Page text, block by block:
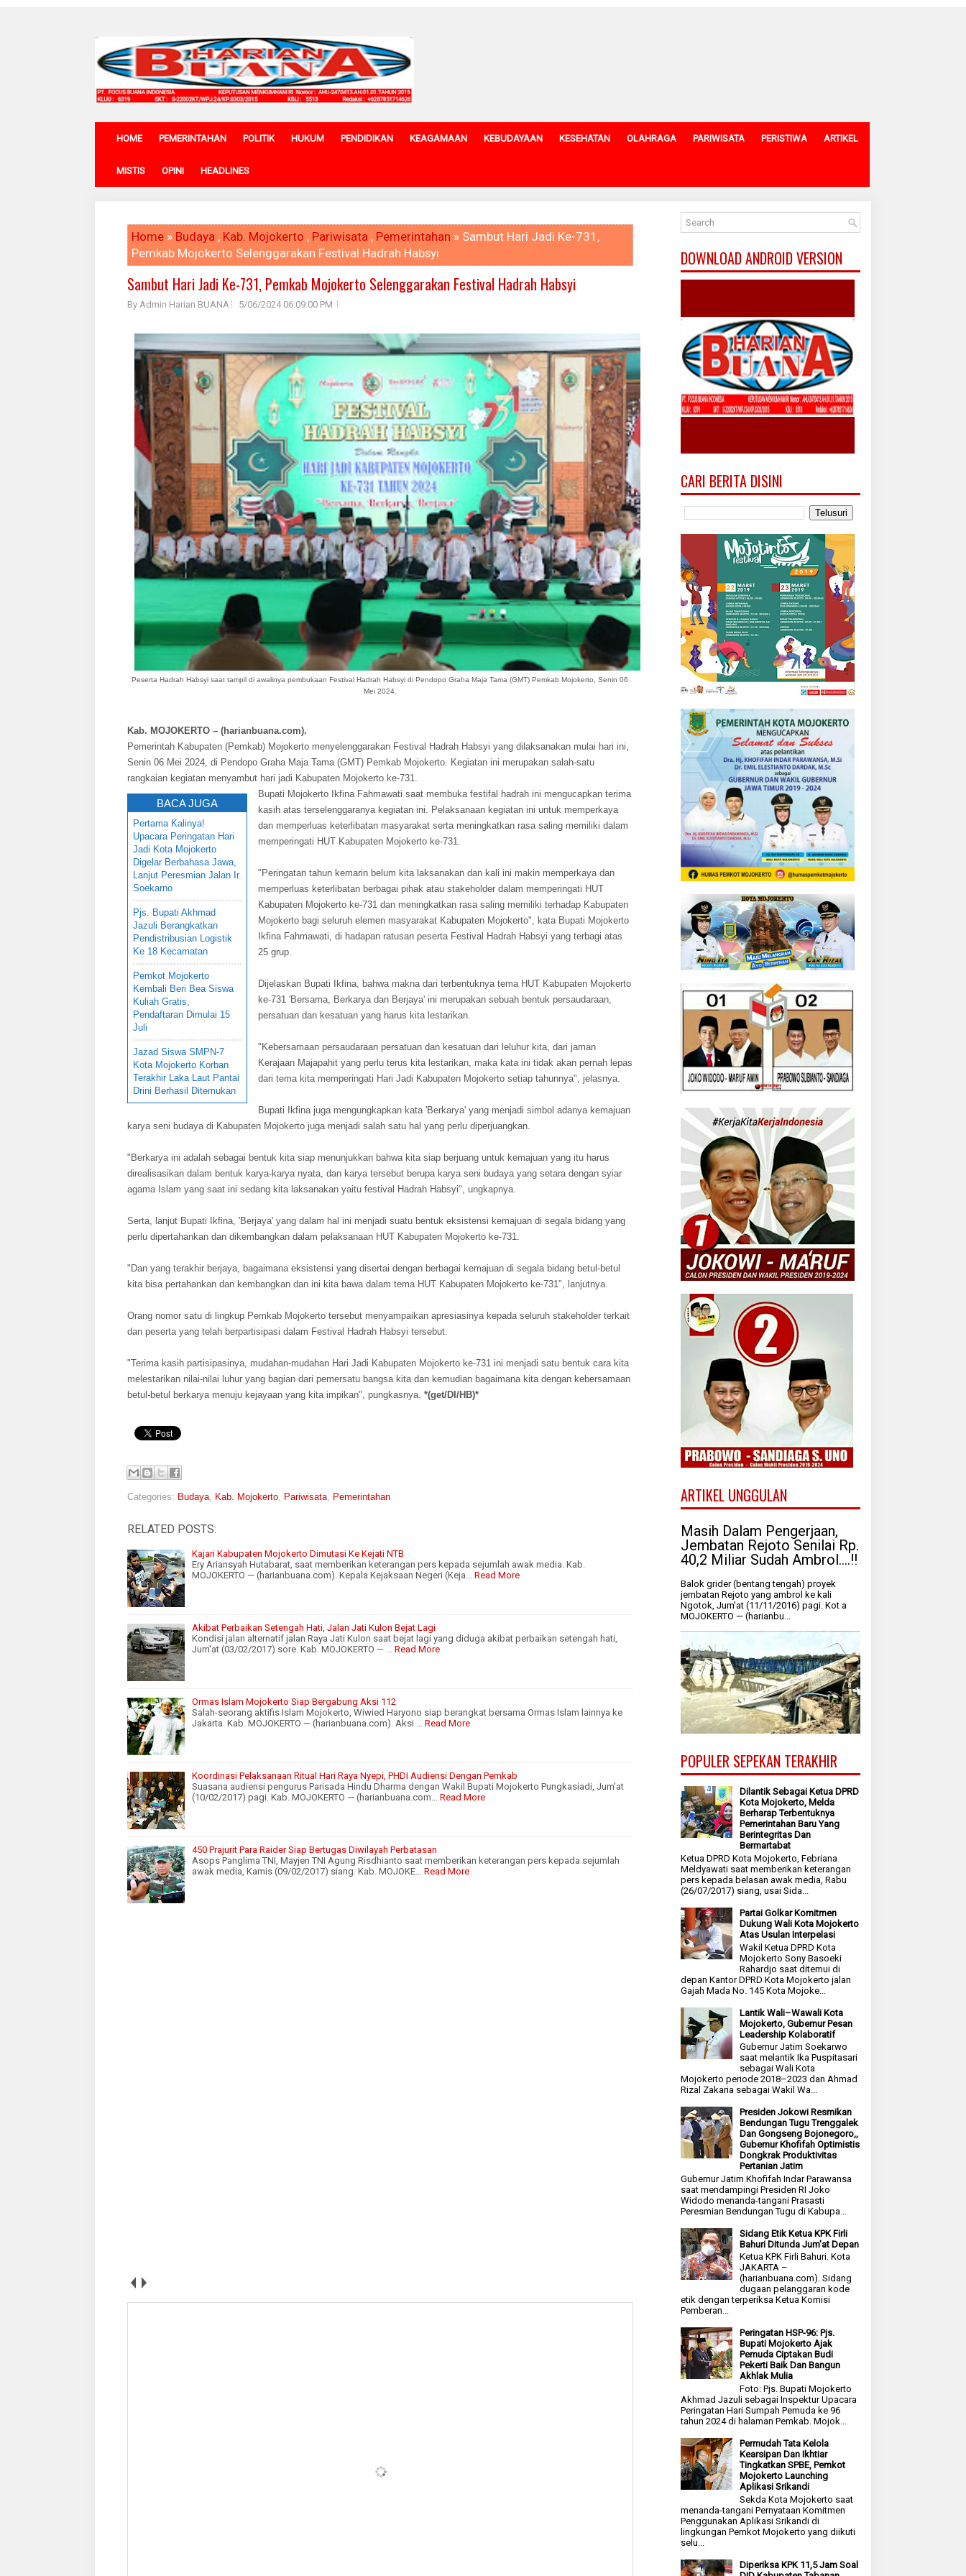
HOME PEMERINTAHAN POLITIK HUKUM PENDIDIKAN KEAGAMAAN KEBUDAYAAN KESEHATAN OLAHRAGA PARIWISATA PERISTIWA ARTIKEL
MISTIS OPINI HEADLINES
Home » Budaya , Kab. Mojokerto , Pariwisata , Pemerintahan » Sambut Hari Jadi Ke-731,
Pemkab Mojokerto Selenggarakan Festival Hadrah Habsyi
Sambut Hari Jadi Ke-731, Pemkab Mojokerto Selenggarakan Festival Hadrah Habsyi
By Admin Harian BUANA 5/06/2024 06:09:00 PM
Peserta Hadrah Habsyi saat tampil di awalinya pembukaan Festival Hadrah Habsyi di Pendopo Graha Maja Tama (GMT) Pemkab Mojokerto, Senin 06
Mei 2024.
Kab. MOJOKERTO – (harianbuana.com).
Pemerintah Kabupaten (Pemkab) Mojokerto menyelenggarakan Festival Hadrah Habsyi yang dilaksanakan mulai hari ini,
Senin 06 Mei 2024, di Pendopo Graha Maja Tama (GMT) Pemkab Mojokerto. Kegiatan ini merupakan salah-satu
rangkaian kegiatan menyambut hari jadi Kabupaten Mojokerto ke-731.
BACA JUGA
Pertama Kalinya!
Upacara Peringatan Hari
Jadi Kota Mojokerto
Digelar Berbahasa Jawa,
Lanjut Peresmian Jalan Ir.
Soekarno
Pjs. Bupati Akhmad
Jazuli Berangkatkan
Pendistribusian Logistik
Ke 18 Kecamatan
Pemkot Mojokerto
Kembali Beri Bea Siswa
Kuliah Gratis,
Pendaftaran Dimulai 15
Juli
Jazad Siswa SMPN-7
Kota Mojokerto Korban
Terakhir Laka Laut Pantai
Drini Berhasil Ditemukan
Bupati Mojokerto Ikfina Fahmawati saat membuka festifal hadrah ini mengucapkan terima
kasih atas terselenggaranya kegiatan ini. Pelaksanaan kegiatan ini untuk memperkaya
dan memperluas keterlibatan masyarakat serta meningkatkan rasa saling memiliki dalam
memperingati HUT Kabupaten Mojokerto ke-731.
"Peringatan tahun kemarin belum kita laksanakan dan kali ini makin memperkaya dan
memperluas keterlibatan berbagai pihak atau stakeholder dalam memperingati HUT
Kabupaten Mojokerto ke-731 dan meningkatkan rasa saling memiliki terhadap Kabupaten
Mojokerto bagi seluruh elemen masyarakat Kabupaten Mojokerto", kata Bupati Mojokerto
Ikfina Fahmawati, di hadapan ratusan peserta Festival Hadrah Habsyi yang terbagi atas
25 grup.
Dijelaskan Bupati Ikfina, bahwa makna dari terbentuknya tema HUT Kabupaten Mojokerto
ke-731 'Bersama, Berkarya dan Berjaya' ini merupakan sebuah bentuk persaudaraan,
persatuan dan kesatuan yang harus kita lestarikan.
"Kebersamaan persaudaraan persatuan dan kesatuan dari leluhur kita, dari jaman
Kerajaan Majapahit yang perlu terus kita lestarikan, maka kata ini tidak akan pernah lepas
dari tema kita memperingati Hari Jadi Kabupaten Mojokerto setiap tahunnya", jelasnya.
Bupati Ikfina juga mengungkapkan kata 'Berkarya' yang menjadi simbol adanya kemajuan
karya seni budaya di Kabupaten Mojokerto juga menjadi salah satu hal yang perlu diperjuangkan.
"Berkarya ini adalah sebagai bentuk kita siap menunjukkan bahwa kita siap berjuang untuk kemajuan yang itu harus
direalisasikan dalam bentuk karya-karya nyata, dan karya tersebut berupa karya seni budaya yang setara dengan syiar
agama Islam yang saat ini sedang kita laksanakan yaitu festival Hadrah Habsyi", ungkapnya.
Serta, lanjut Bupati Ikfina, 'Berjaya' yang dalam hal ini menjadi suatu bentuk eksistensi kemajuan di segala bidang yang
perlu dipertahankan dan dikembangkan dalam pelaksanaan HUT Kabupaten Mojokerto ke-731.
"Dan yang terakhir berjaya, bagaimana eksistensi yang disertai dengan berbagai kemajuan di segala bidang betul-betul
kita bisa pertahankan dan kembangkan dan ini kita bawa dalam tema HUT Kabupaten Mojokerto ke-731", lanjutnya.
Orang nomor satu di lingkup Pemkab Mojokerto tersebut menyampaikan apresiasinya kepada seluruh stakeholder terkait
dan peserta yang telah berpartisipasi dalam Festival Hadrah Habsyi tersebut.
"Terima kasih partisipasinya, mudahan-mudahan Hari Jadi Kabupaten Mojokerto ke-731 ini menjadi satu bentuk cara kita
melestarikan nilai-nilai luhur yang bagian dari pemersatu bangsa kita dan kemudian bagaimana kita dengan kebersamaan
betul-betul berkarya menuju kejayaan yang kita impikan", pungkasnya. *(get/DI/HB)*
Categories: Budaya, Kab. Mojokerto, Pariwisata, Pemerintahan
RELATED POSTS:
Kajari Kabupaten Mojokerto Dimutasi Ke Kejati NTB
Ery Ariansyah Hutabarat, saat memberikan keterangan pers kepada sejumlah awak media. Kab.
MOJOKERTO — (harianbuana.com). Kepala Kejaksaan Negeri (Keja… Read More
Akibat Perbaikan Setengah Hati, Jalan Jati Kulon Bejat Lagi
Kondisi jalan alternatif jalan Raya Jati Kulon saat bejat lagi yang diduga akibat perbaikan setengah hati,
Jum'at (03/02/2017) sore. Kab. MOJOKERTO — … Read More
Ormas Islam Mojokerto Siap Bergabung Aksi 112
Salah-seorang aktifis Islam Mojokerto, Wiwied Haryono siap berangkat bersama Ormas Islam lainnya ke
Jakarta. Kab. MOJOKERTO — (harianbuana.com). Aksi … Read More
Koordinasi Pelaksanaan Ritual Hari Raya Nyepi, PHDI Audiensi Dengan Pemkab
Suasana audiensi pengurus Parisada Hindu Dharma dengan Wakil Bupati Mojokerto Pungkasiadi, Jum'at
(10/02/2017) pagi. Kab. MOJOKERTO — (harianbuana.com… Read More
450 Prajurit Para Raider Siap Bertugas Diwilayah Perbatasan
Asops Panglima TNI, Mayjen TNI Agung Risdhianto saat memberikan keterangan pers kepada sejumlah
awak media, Kamis (09/02/2017) siang. Kab. MOJOKE… Read More
DOWNLOAD ANDROID VERSION
CARI BERITA DISINI
ARTIKEL UNGGULAN
Masih Dalam Pengerjaan,
Jembatan Rejoto Senilai Rp.
40,2 Miliar Sudah Ambrol....!!
Balok grider (bentang tengah) proyek
jembatan Rejoto yang ambrol ke kali
Ngotok, Jum'at (11/11/2016) pagi. Kot a
MOJOKERTO — (harianbu...
POPULER SEPEKAN TERAKHIR
Dilantik Sebagai Ketua DPRD
Kota Mojokerto, Melda
Berharap Terbentuknya
Pemerintahan Baru Yang
Berintegritas Dan
Bermartabat
Ketua DPRD Kota Mojokerto, Febriana
Meldyawati saat memberikan keterangan
pers kepada belasan awak media, Rabu
(26/07/2017) siang, usai Sida...
Partai Golkar Komitmen
Dukung Wali Kota Mojokerto
Atas Usulan Interpelasi
Wakil Ketua DPRD Kota
Mojokerto Sony Basoeki
Rahardjo saat ditemui di
depan Kantor DPRD Kota Mojokerto jalan
Gajah Mada No. 145 Kota Mojoke...
Lantik Wali–Wawali Kota
Mojokerto, Gubernur Pesan
Leadership Kolaboratif
Gubernur Jatim Soekarwo
saat melantik Ika Puspitasari
sebagai Wali Kota
Mojokerto periode 2018–2023 dan Ahmad
Rizal Zakaria sebagai Wakil Wa...
Presiden Jokowi Resmikan
Bendungan Tugu Trenggalek
Dan Gongseng Bojonegoro,,
Gubernur Khofifah Optimistis
Dongkrak Produktivitas
Pertanian Jatim
Gubernur Jatim Khofifah Indar Parawansa
saat mendampingi Presiden RI Joko
Widodo menanda-tangani Prasasti
Peresmian Bendungan Tugu di Kabupa...
Sidang Etik Ketua KPK Firli
Bahuri Ditunda Jum'at Depan
Ketua KPK Firli Bahuri. Kota
JAKARTA –
(harianbuana.com). Sidang
dugaan pelanggaran kode
etik dengan terperiksa Ketua Komisi
Pemberan...
Peringatan HSP-96: Pjs.
Bupati Mojokerto Ajak
Pemuda Ciptakan Budi
Pekerti Baik Dan Bangun
Akhlak Mulia
Foto: Pjs. Bupati Mojokerto
Akhmad Jazuli sebagai Inspektur Upacara
Peringatan Hari Sumpah Pemuda ke 96
tahun 2024 di halaman Pemkab. Mojok...
Permudah Tata Kelola
Kearsipan Dan Ikhtiar
Tingkatkan SPBE, Pemkot
Mojokerto Launching
Aplikasi Srikandi
Sekda Kota Mojokerto saat
menanda-tangani Pernyataan Komitmen
Penggunakan Aplikasi Srikandi di
lingkungan Pemkot Mojokerto yang diikuti
selu...
Diperiksa KPK 11,5 Jam Soal